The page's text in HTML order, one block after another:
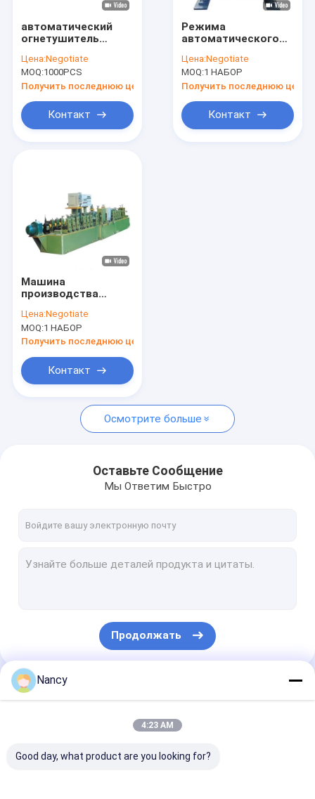
Продукты
Проверка качества
Свяжитесь мы
Сухой огнетушитель порошка
автоматический
огнетушитель
делая
производственную
линию машины
Цена:Negotiate
MOQ:1000PCS
Получить последнюю цену
Контакт
Режима
автоматического
системы порошка
пожаротушение
автомата для резки
CC-GF-QG трубы
Цена:Negotiate
MOQ:1 НАБОР
Получить последнюю цену
Контакт
Машина
производства
для сухого
огнетушителя 220V
Цена:Negotiate
MOQ:1 НАБОР
Получить последнюю цену
Контакт
Осмотрите больше
Оставьте Сообщение
Мы Ответим Быстро
Продолжать
Наши Категории
Nancy
4:23 AM
Good day, what product are you looking for?